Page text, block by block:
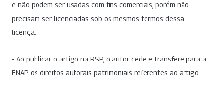
e não podem ser usadas com fins comerciais, porém não
precisam ser licenciadas sob os mesmos termos dessa
licença.
- Ao publicar o artigo na RSP, o autor cede e transfere para a
ENAP os direitos autorais patrimoniais referentes ao artigo.